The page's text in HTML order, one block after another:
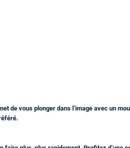
de vous plonger dans l’image avec un